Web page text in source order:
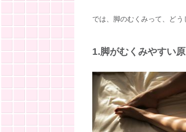
では、脚のむくみって、ど
1.脚がむくみやすい